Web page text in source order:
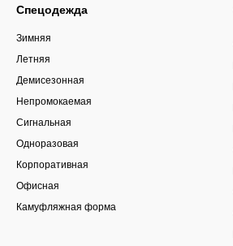
Спецодежда
Зимняя
Летняя
Демисезонная
Непромокаемая
Сигнальная
Одноразовая
Корпоративная
Офисная
Камуфляжная форма